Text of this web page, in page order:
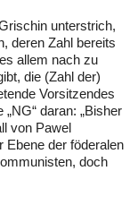
unterstrich,
deren Zahl bereits
allem nach zu
die (Zahl der)
Vorsitzendes
daran: „Bisher
von Pawel
Ebene der föderalen
doch